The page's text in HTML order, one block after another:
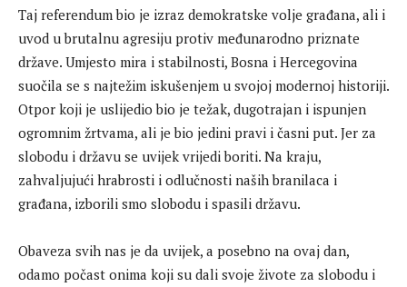
Taj referendum bio je izraz demokratske volje građana, ali i
uvod u brutalnu agresiju protiv međunarodno priznate
države. Umjesto mira i stabilnosti, Bosna i Hercegovina
suočila se s najtežim iskušenjem u svojoj modernoj historiji.
Otpor koji je uslijedio bio je težak, dugotrajan i ispunjen
ogromnim žrtvama, ali je bio jedini pravi i časni put. Jer za
slobodu i državu se uvijek vrijedi boriti. Na kraju,
zahvaljujući hrabrosti i odlučnosti naših branilaca i
građana, izborili smo slobodu i spasili državu.
Obaveza svih nas je da uvijek, a posebno na ovaj dan,
odamo počast onima koji su dali svoje živote za slobodu i